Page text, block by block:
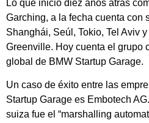
Lo que inició diez años atrás
Garching, a la fecha cuenta con
Shanghái, Seúl, Tokio, Tel Aviv
Greenville. Hoy cuenta el grupo
global de BMW Startup Garage.
Un caso de éxito entre las
Startup Garage es Embotech
suiza fue el “marshalling